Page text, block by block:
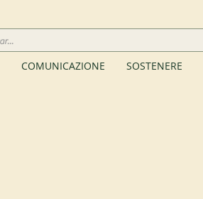
COMUNICAZIONE SOSTENERE